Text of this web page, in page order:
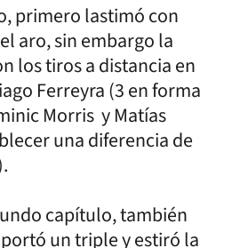
primero lastimó con
aro, sin embargo la
los tiros a distancia en
Ferreyra (3 en forma
Morris y Matías
una diferencia de
capítulo, también
un triple y estiró la